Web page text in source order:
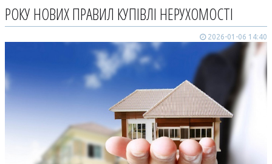
РОКУ НОВИХ ПРАВИЛ КУПІВЛІ НЕРУХОМОСТІ
2026-01-06 14:40